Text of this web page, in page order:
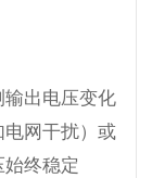
出电压变化
网干扰）或
终稳定